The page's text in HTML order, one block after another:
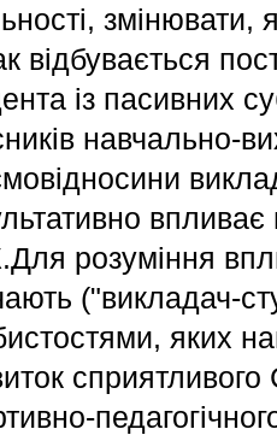
відбувається
із пасивних
навчально-
розуміння
("викладач-
яких
сприятливого